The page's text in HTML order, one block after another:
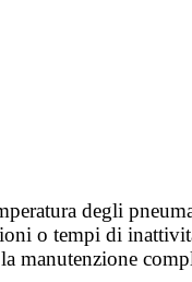
degli
o tempi di
manutenzione